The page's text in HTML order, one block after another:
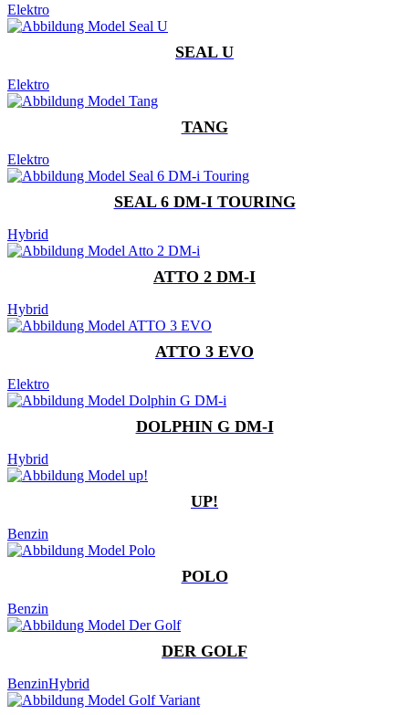
Elektro
SEAL U
Elektro
TANG
Elektro
SEAL 6 DM-I TOURING
Hybrid
ATTO 2 DM-I
Hybrid
ATTO 3 EVO
Elektro
DOLPHIN G DM-I
Hybrid
UP!
Benzin
POLO
Benzin
DER GOLF
BenzinHybrid